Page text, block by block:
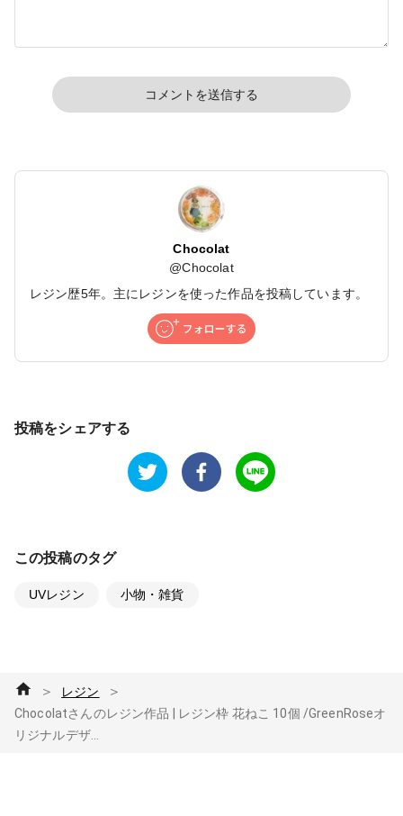
コメントを送信する
Chocolat
@Chocolat
レジン歴5年。主にレジンを使った作品を投稿しています。
投稿をシェアする
この投稿のタグ
UVレジン 小物・雑貨
＞ レジン ＞
Chocolatさんのレジン作品 | レジン枠 花ねこ 10個 /GreenRoseオ
リジナルデザ...